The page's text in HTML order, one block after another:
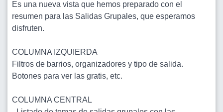
Es una nueva vista que hemos preparado con el
resumen para las Salidas Grupales, que esperamos
disfruten.
COLUMNA IZQUIERDA
Filtros de barrios, organizadores y tipo de salida.
Botones para ver las gratis, etc.
COLUMNA CENTRAL